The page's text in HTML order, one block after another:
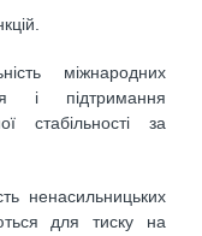
міжнародних
і підтримання
стабільності за
ненасильницьких
для тиску на